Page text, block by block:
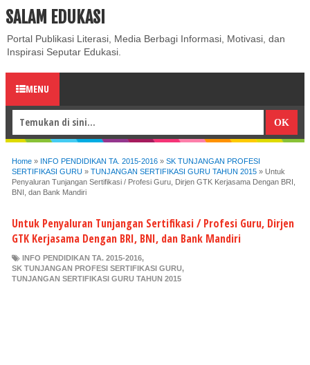
ABOUT CONTACT US
SALAM EDUKASI
Portal Publikasi Literasi, Media Berbagi Informasi, Motivasi, dan
Inspirasi Seputar Edukasi.
MENU
Home » INFO PENDIDIKAN TA. 2015-2016 » SK TUNJANGAN PROFESI
SERTIFIKASI GURU » TUNJANGAN SERTIFIKASI GURU TAHUN 2015 » Untuk
Penyaluran Tunjangan Sertifikasi / Profesi Guru, Dirjen GTK Kerjasama Dengan BRI,
BNI, dan Bank Mandiri
Untuk Penyaluran Tunjangan Sertifikasi / Profesi Guru, Dirjen
GTK Kerjasama Dengan BRI, BNI, dan Bank Mandiri
INFO PENDIDIKAN TA. 2015-2016,
SK TUNJANGAN PROFESI SERTIFIKASI GURU,
TUNJANGAN SERTIFIKASI GURU TAHUN 2015